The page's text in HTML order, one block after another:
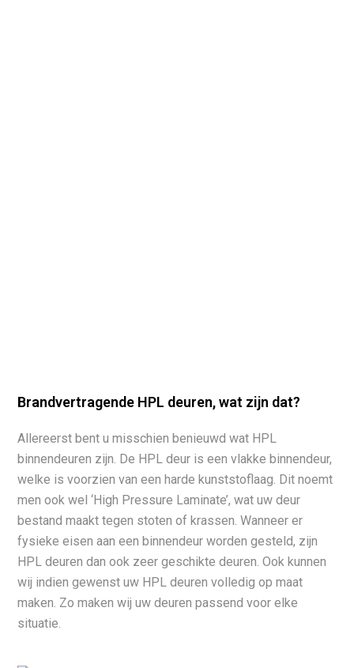
Brandvertragende HPL deuren, wat zijn dat?
Allereerst bent u misschien benieuwd wat HPL
binnendeuren zijn. De HPL deur is een vlakke binnendeur,
welke is voorzien van een harde kunststoflaag. Dit noemt
men ook wel ‘High Pressure Laminate’, wat uw deur
bestand maakt tegen stoten of krassen. Wanneer er
fysieke eisen aan een binnendeur worden gesteld, zijn
HPL deuren dan ook zeer geschikte deuren. Ook kunnen
wij indien gewenst uw HPL deuren volledig op maat
maken. Zo maken wij uw deuren passend voor elke
situatie.